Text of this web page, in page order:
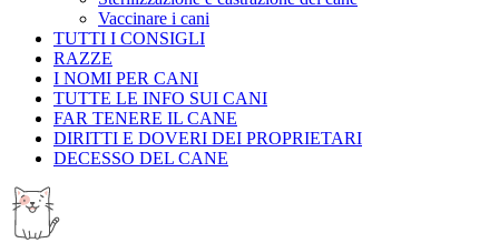
Vaccinare i cani
TUTTI I CONSIGLI
RAZZE
I NOMI PER CANI
TUTTE LE INFO SUI CANI
FAR TENERE IL CANE
DIRITTI E DOVERI DEI PROPRIETARI
DECESSO DEL CANE